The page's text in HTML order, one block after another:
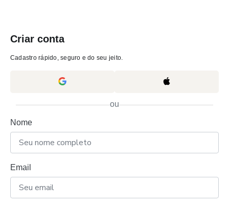
Criar conta
Cadastro rápido, seguro e do seu jeito.
ou
Nome
Email